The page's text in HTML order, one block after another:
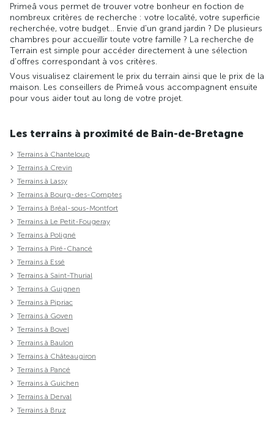
Primeâ vous permet de trouver votre bonheur en foction de
nombreux critères de recherche : votre localité, votre superficie
recherchée, votre budget... Envie d'un grand jardin ? De plusieurs
chambres pour accueillir toute votre famille ? La recherche de
Terrain est simple pour accéder directement à une sélection
d'offres correspondant à vos critères.
Vous visualisez clairement le prix du terrain ainsi que le prix de la
maison. Les conseillers de Primeâ vous accompagnent ensuite
pour vous aider tout au long de votre projet.
Les terrains à proximité de Bain-de-Bretagne
Terrains à Chanteloup
Terrains à Crevin
Terrains à Lassy
Terrains à Bourg-des-Comptes
Terrains à Bréal-sous-Montfort
Terrains à Le Petit-Fougeray
Terrains à Poligné
Terrains à Piré-Chancé
Terrains à Essé
Terrains à Saint-Thurial
Terrains à Guignen
Terrains à Pipriac
Terrains à Goven
Terrains à Bovel
Terrains à Baulon
Terrains à Châteaugiron
Terrains à Pancé
Terrains à Guichen
Terrains à Derval
Terrains à Bruz